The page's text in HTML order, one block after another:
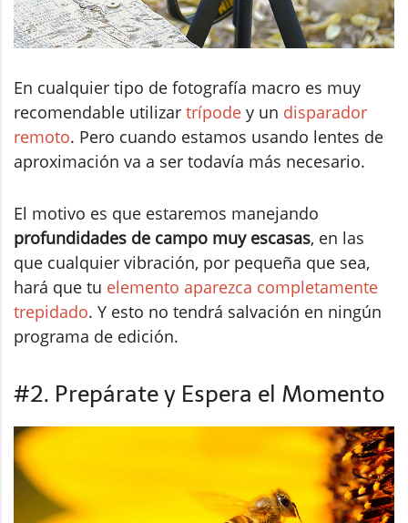
En cualquier tipo de fotografía macro es muy
recomendable utilizar trípode y un disparador
remoto. Pero cuando estamos usando lentes de
aproximación va a ser todavía más necesario.
El motivo es que estaremos manejando
profundidades de campo muy escasas, en las
que cualquier vibración, por pequeña que sea,
hará que tu elemento aparezca completamente
trepidado. Y esto no tendrá salvación en ningún
programa de edición.
#2. Prepárate y Espera el Momento